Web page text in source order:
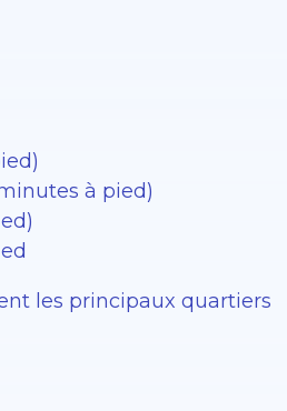
à pied)
les principaux quartiers